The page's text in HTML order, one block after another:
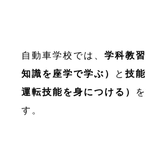
自動車学校では、 学科教
知識を座学で学ぶ）
と 技
運転技能を身につける）
す。